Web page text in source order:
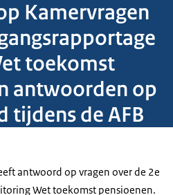
Kamervragen
toekomst
antwoorden op
tijdens de AFB
antwoord op vragen over de 2e
Wet toekomst pensioenen.